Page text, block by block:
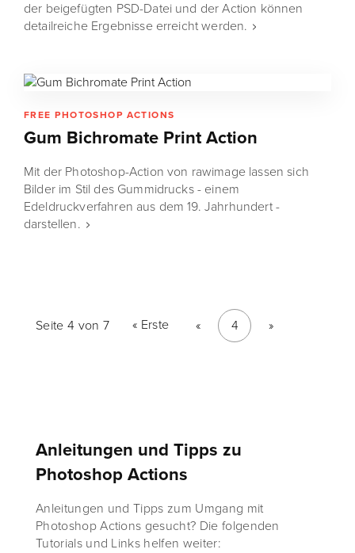
der beigefügten PSD-Datei und der Action können
detailreiche Ergebnisse erreicht werden.
FREE PHOTOSHOP ACTIONS
Gum Bichromate Print Action
Mit der Photoshop-Action von rawimage lassen sich
Bilder im Stil des Gummidrucks - einem
Edeldruckverfahren aus dem 19. Jahrhundert -
darstellen.
Seite 4 von 7 « Erste « 4 »
Anleitungen und Tipps zu
Photoshop Actions
Anleitungen und Tipps zum Umgang mit
Photoshop Actions gesucht? Die folgenden
Tutorials und Links helfen weiter: